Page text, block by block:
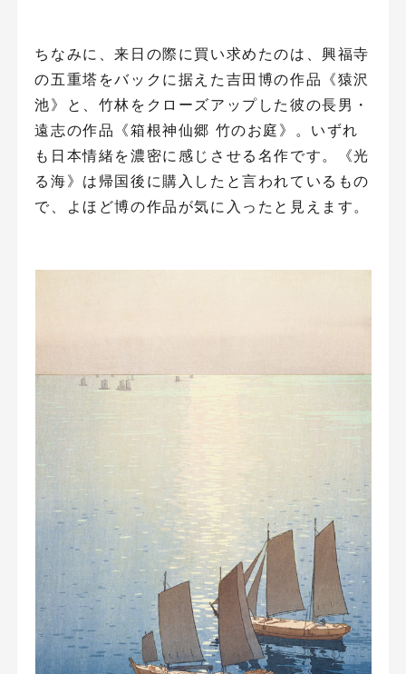
ちなみに、来日の際に買い求めたのは、興福寺
の五重塔をバックに据えた吉田博の作品《猿沢
池》と、竹林をクローズアップした彼の長男・
遠志の作品《箱根神仙郷 竹のお庭》。いずれ
も日本情緒を濃密に感じさせる名作です。《光
る海》は帰国後に購入したと言われているもの
で、よほど博の作品が気に入ったと見えます。